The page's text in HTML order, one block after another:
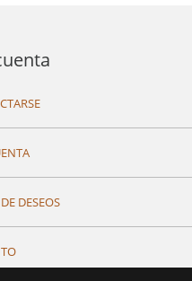
DESEOS